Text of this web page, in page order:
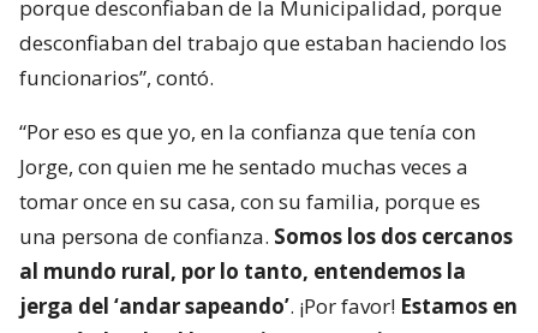
porque desconfiaban de la Municipalidad, porque
desconfiaban del trabajo que estaban haciendo los
funcionarios”, contó.
“Por eso es que yo, en la confianza que tenía con
Jorge, con quien me he sentado muchas veces a
tomar once en su casa, con su familia, porque es
una persona de confianza. Somos los dos cercanos
al mundo rural, por lo tanto, entendemos la
jerga del ‘andar sapeando’. ¡Por favor! Estamos en